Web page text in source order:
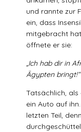
und rannte zur
ein, dass
mitgebracht
öffnete er sie:
„Ich hab dir in
Ägypten bringt!“
Tatsächlich,
ein Auto auf
letzten Teil,